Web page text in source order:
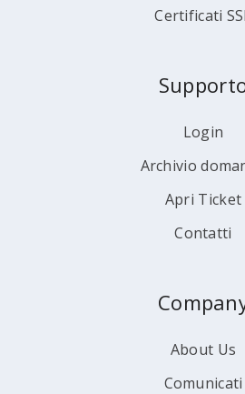
Certificati
Login
Archivio
Apri Ticket
Contatti
About Us
Comunicati